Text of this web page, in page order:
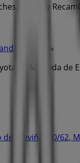
Motos y
de Ebro »
en Miranda de
de Treviño, 60/62,